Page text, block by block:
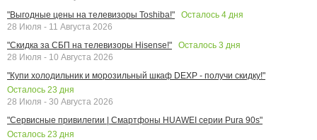
"Выгодные цены на телевизоры Toshiba!"
Осталось 4 дня
28 Июля - 11 Августа 2026
"Скидка за СБП на телевизоры Hisense!"
Осталось 3 дня
28 Июля - 10 Августа 2026
"Купи холодильник и морозильный шкаф DEXP - получи скидку!"
Осталось 23 дня
28 Июля - 30 Августа 2026
"Сервисные привилегии | Смартфоны HUAWEI серии Pura 90s"
Осталось 23 дня